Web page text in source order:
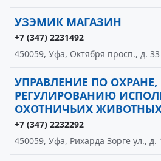
УЗЭМИК МАГАЗИН
+7 (347) 2231492
450059, Уфа, Октября просп., д. 33
УПРАВЛЕНИЕ ПО
РЕГУЛИРОВАНИЮ
ОХОТНИЧЬИХ
+7 (347) 2232292
450059, Уфа, Рихарда Зорге ул., д.